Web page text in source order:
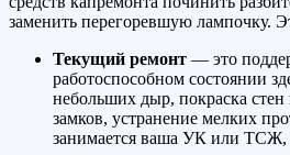
заменить перегоревшую лампочку.
Текущий ремонт — это
работоспособном состоянии
небольших дыр, покраска стен
замков, устранение мелких
занимается ваша УК или ТСЖ,